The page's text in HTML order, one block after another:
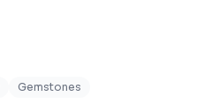
Gemstones